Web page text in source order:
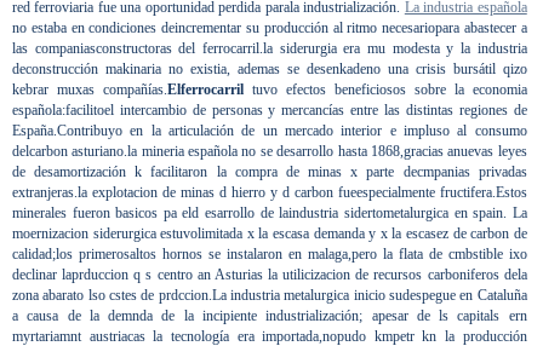
red ferroviaria fue una oportunidad perdida parala industrialización. La industria española
no estaba en condiciones deincrementar su producción al ritmo necesariopara abastecer a
las companiasconstructoras del ferrocarril.la siderurgia era mu modesta y la industria
deconstrucción makinaria no existia, ademas se desenkadeno una crisis bursátil qizo
kebrar muxas compañías.Elferrocarriltuvo efectos beneficiosos sobre la economia
española:facilitoel intercambio de personas y mercancías entre las distintas regiones de
España.Contribuyo en la articulación de un mercado interior e impluso al consumo
delcarbon asturiano.la mineria española no se desarrollo hasta 1868,gracias anuevas leyes
de desamortización k facilitaron la compra de minas x parte decmpanias privadas
extranjeras.la explotacion de minas d hierro y d carbon fueespecialmente fructifera.Estos
minerales fueron basicos pa eld esarrollo de laindustria sidertometalurgica en spain. La
moernizacion siderurgica estuvolimitada x la escasa demanda y x la escasez de carbon de
calidad;los primerosaltos hornos se instalaron en malaga,pero la flata de cmbstible ixo
declinar laprduccion q s centro an Asturias la utilicizacion de recursos carboniferos dela
zona abarato lso cstes de prdccion.La industria metalurgica inicio sudespegue en Cataluña
a causa de la demnda de la incipiente industrialización; apesar de ls capitals ern
myrtariamnt austriacas la tecnología era importada,nopudo kmpetr kn la producción